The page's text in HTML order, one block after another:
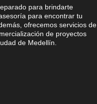
para brindarte
para encontrar tu
ofrecemos servicios de
de proyectos
de Medellín.